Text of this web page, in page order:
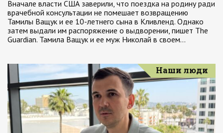
Вначале власти США заверили, что поездка на родину ради
врачебной консультации не помешает возвращению
Тамилы Ващук и ее 10-летнего сына в Кливленд. Однако
затем выдали им распоряжение о выдворении, пишет The
Guardian. Тамила Ващук и ее муж Николай в своем…
Наши люди